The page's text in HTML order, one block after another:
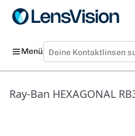
Menü
Ray-Ban HEXAGONAL